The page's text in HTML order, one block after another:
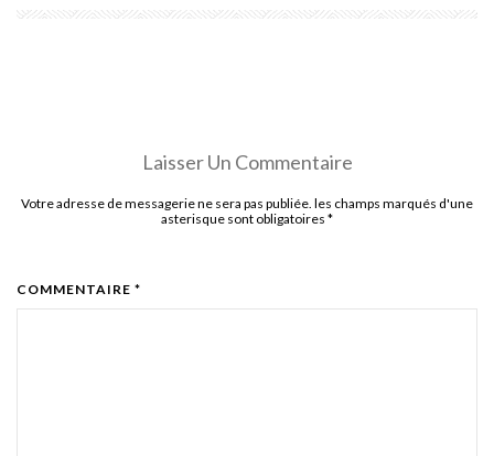
Laisser Un Commentaire
Votre adresse de messagerie ne sera pas publiée. les champs marqués d'une
asterisque sont obligatoires *
COMMENTAIRE *